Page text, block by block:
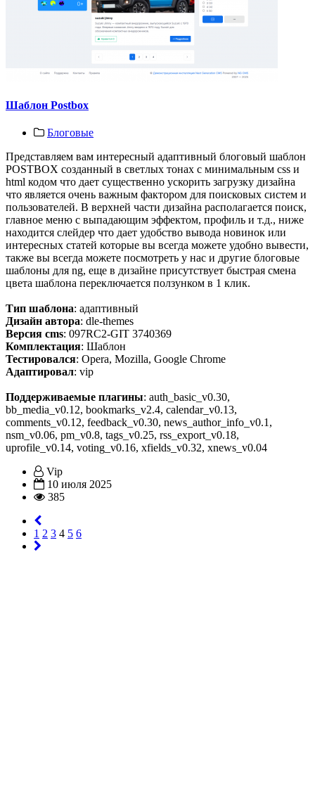
Шаблон Postbox
Блоговые
Представляем вам интересный адаптивный блоговый шаблон
POSTBOX созданный в светлых тонах с минимальным css и
html кодом что дает существенно ускорить загрузку дизайна
что является очень важным фактором для поисковых систем и
пользователей. В верхней части дизайна располагается поиск,
главное меню с выпадающим эффектом, профиль и т.д., ниже
находится слейдер что дает удобство вывода новинок или
интересных статей которые вы всегда можете удобно вывести,
также вы всегда можете посмотреть у нас и другие блоговые
шаблоны для ng, еще в дизайне присутствует быстрая смена
цвета шаблона переключается ползунком в 1 клик.
Тип шаблона: адаптивный
Дизайн автора: dle-themes
Версия cms: 097RC2-GIT 3740369
Комплектация: Шаблон
Тестировался: Opera, Mozilla, Google Chrome
Адаптировал: vip
Поддерживаемые плагины: auth_basic_v0.30,
bb_media_v0.12, bookmarks_v2.4, calendar_v0.13,
comments_v0.12, feedback_v0.30, news_author_info_v0.1,
nsm_v0.06, pm_v0.8, tags_v0.25, rss_export_v0.18,
uprofile_v0.14, voting_v0.16, xfields_v0.32, xnews_v0.04
Vip
10 июля 2025
385
1 2 3 4 5 6